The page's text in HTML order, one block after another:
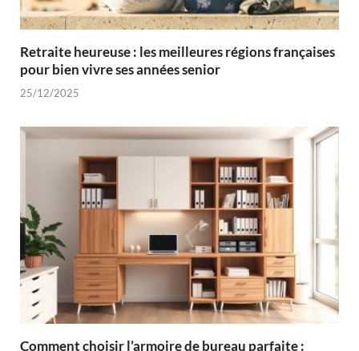
Retraite heureuse : les meilleures régions françaises
pour bien vivre ses années senior
25/12/2025
Comment choisir l’armoire de bureau parfaite :